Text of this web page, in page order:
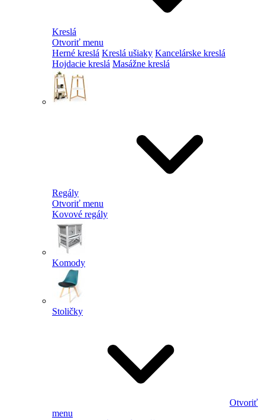
Kreslá
Otvoriť menu
Herné kreslá Kreslá ušiaky Kancelárske kreslá
Hojdacie kreslá Masážne kreslá
Regály
Otvoriť menu
Kovové regály
Komody
Stoličky
Otvoriť
menu